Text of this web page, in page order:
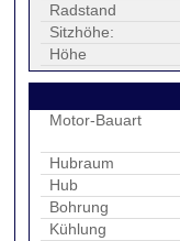
Radstand
Sitzhöhe:
Höhe
Motor-Bauart
Hubraum
Hub
Bohrung
Kühlung